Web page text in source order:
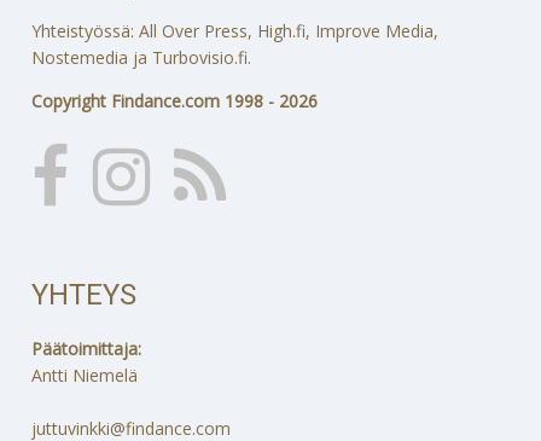
Yhteistyössä: All Over Press, High.fi, Improve Media,
Nostemedia ja Turbovisio.fi.
Copyright Findance.com 1998 - 2026
YHTEYS
Päätoimittaja:
Antti Niemelä
juttuvinkki@findance.com